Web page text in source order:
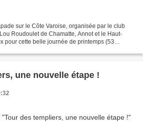
sur le Côte Varoise, organisée par le club
Roudoulet de Chamatte, Annot et le Haut-
pour cette belle journée de printemps (53
une nouvelle étape !